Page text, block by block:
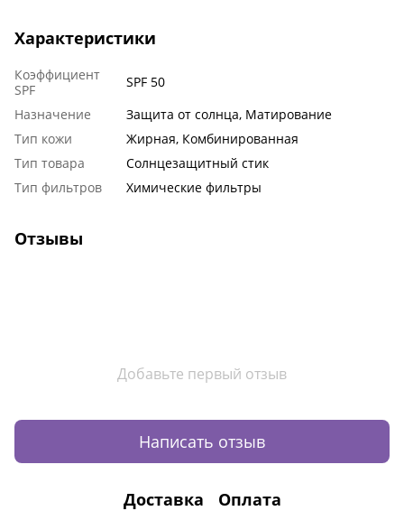
Характеристики
Коэффициент
SPF
SPF 50
Назначение
Защита от солнца, Матирование
Тип кожи
Жирная, Комбинированная
Тип товара
Солнцезащитный стик
Тип фильтров
Химические фильтры
Отзывы
Добавьте первый отзыв
Написать отзыв
Доставка Оплата